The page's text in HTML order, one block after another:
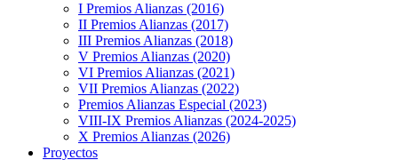
I Premios Alianzas (2016)
II Premios Alianzas (2017)
III Premios Alianzas (2018)
V Premios Alianzas (2020)
VI Premios Alianzas (2021)
VII Premios Alianzas (2022)
Premios Alianzas Especial (2023)
VIII-IX Premios Alianzas (2024-2025)
X Premios Alianzas (2026)
Proyectos